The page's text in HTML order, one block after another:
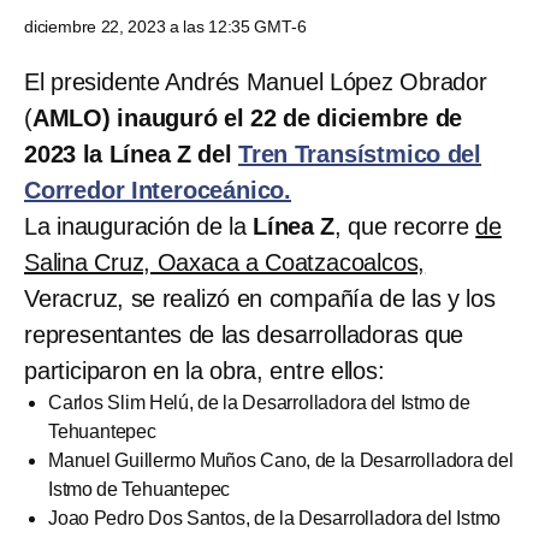
diciembre 22, 2023 a las 12:35 GMT-6
El presidente Andrés Manuel López Obrador
(AMLO) inauguró el 22 de diciembre de
2023 la Línea Z delTren Transístmico del
Corredor Interoceánico.
La inauguración de laLínea Z, que recorrede
Salina Cruz, Oaxaca a Coatzacoalcos,
Veracruz, se realizó en compañía de las y los
representantes de las desarrolladoras que
participaron en la obra, entre ellos:
Carlos Slim Helú, de la Desarrolladora del Istmo de
Tehuantepec
Manuel Guillermo Muños Cano, de la Desarrolladora del
Istmo de Tehuantepec
Joao Pedro Dos Santos, de la Desarrolladora del Istmo